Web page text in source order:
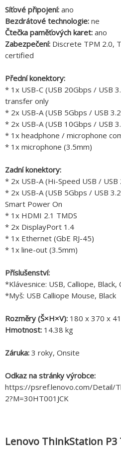
Síťové připojení: ano
Bezdrátové technologie: ne
Čtečka paměťových karet: ano
Zabezpečení: Discrete TPM 2.0,
certified
Přední konektory:
* 1x USB-C (USB 20Gbps / USB
transfer only
* 2x USB-A (USB 5Gbps / USB
* 2x USB-A (USB 10Gbps / USB
* 1x headphone / microphone
* 1x microphone (3.5mm)
Zadní konektory:
* 2x USB-A (Hi-Speed USB / USB
* 2x USB-A (USB 5Gbps / USB
Smart Power On
* 1x HDMI 2.1 TMDS
* 2x DisplayPort 1.4
* 1x Ethernet (GbE RJ-45)
* 1x line-out (3.5mm)
Příslušenství:
*Klávesnice: USB, Calliope, Black,
*Myš: USB Calliope Mouse, Black
Rozměry (Š×H×V): 180 x 370 x
Hmotnost: 14.38 kg
Záruka: 3 roky, Onsite
Odkaz na stránky výrobce:
https://psref.lenovo.com/Detail/
2?M=30HT001JCK
Lenovo ThinkStation